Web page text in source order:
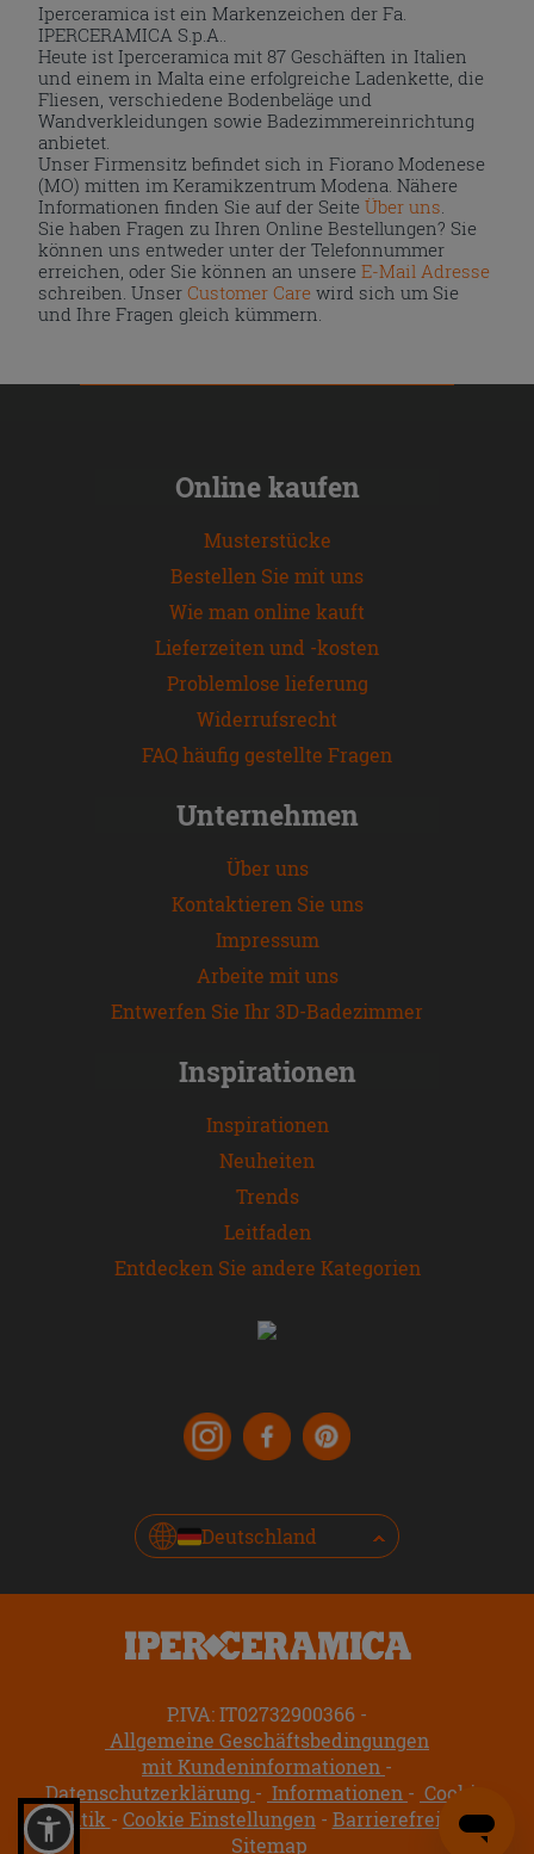
Iperceramica ist ein Markenzeichen der Fa.
IPERCERAMICA S.p.A..
Heute ist Iperceramica mit 87 Geschäften in Italien
und einem in Malta eine erfolgreiche Ladenkette, die
Fliesen, verschiedene Bodenbeläge und
Wandverkleidungen sowie Badezimmereinrichtung
anbietet.
Unser Firmensitz befindet sich in Fiorano Modenese
(MO) mitten im Keramikzentrum Modena. Nähere
Informationen finden Sie auf der Seite Über uns.
Sie haben Fragen zu Ihren Online Bestellungen? Sie
können uns entweder unter der Telefonnummer
erreichen, oder Sie können an unsereE-Mail Adresse
schreiben. UnserCustomer Care wird sich um Sie
und Ihre Fragen gleich kümmern.
Online kaufen
Musterstücke
Bestellen Sie mit uns
Wie man online kauft
Lieferzeiten und -kosten
Problemlose lieferung
Widerrufsrecht
FAQ häufig gestellte Fragen
Unternehmen
Über uns
Kontaktieren Sie uns
Impressum
Arbeite mit uns
Entwerfen Sie Ihr 3D-Badezimmer
Inspirationen
Inspirationen
Neuheiten
Trends
Leitfaden
Entdecken Sie andere Kategorien
Deutschland
P.IVA: IT02732900366
Allgemeine Geschäftsbedingungen
mit Kundeninformationen
Datenschutzerklärung
Informationen
Cookie-
Politik
Cookie Einstellungen
Barrierefreiheit
Sitemap